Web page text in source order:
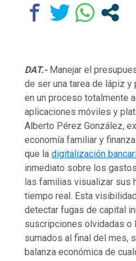
DAT.-Manejar el
de ser una tarea de lápiz y
en un proceso totalmente
aplicaciones móviles y
Alberto Pérez González,
economía familiar y
que ladigitalización
inmediato sobre los
las familias visualizar sus
tiempo real. Esta
detectar fugas de capital
suscripciones olvidadas o
sumados al final del mes,
balanza económica de